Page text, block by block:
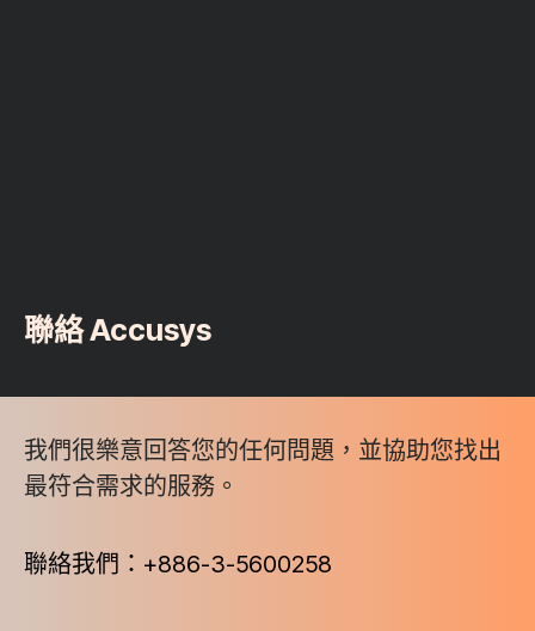
聯絡 Accusys
我們很樂意回答您的任何問題，並協助您找出
最符合需求的服務。
聯絡我們：+886-3-5600258